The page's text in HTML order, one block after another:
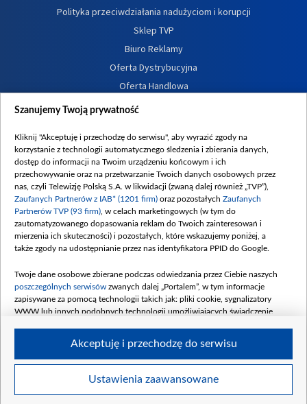
Polityka przeciwdziałania nadużyciom i korupcji
Sklep TVP
Biuro Reklamy
Oferta Dystrybucyjna
Oferta Handlowa
Dostępność
Procedura zgłoszeń wewnętrznych
©2026 Telewizja Polska S. A. w likwidacji
Szanujemy Twoją prywatność
Kliknij "Akceptuję i przechodzę do serwisu", aby wyrazić zgody na
korzystanie z technologii automatycznego śledzenia i zbierania danych,
dostęp do informacji na Twoim urządzeniu końcowym i ich
przechowywanie oraz na przetwarzanie Twoich danych osobowych przez
nas, czyli Telewizję Polską S.A. w likwidacji (zwaną dalej również „TVP”),
Zaufanych Partnerów z IAB* (1201 firm) oraz pozostałych Zaufanych
Partnerów TVP (93 firm) , w celach marketingowych (w tym do
zautomatyzowanego dopasowania reklam do Twoich zainteresowań i
mierzenia ich skuteczności) i pozostałych, które wskazujemy poniżej, a
także zgody na udostępnianie przez nas identyfikatora PPID do Google.
Twoje dane osobowe zbierane podczas odwiedzania przez Ciebie naszych
poszczególnych serwisów zwanych dalej „Portalem”, w tym informacje
zapisywane za pomocą technologii takich jak: pliki cookie, sygnalizatory
WWW lub innych podobnych technologii umożliwiających świadczenie
Twoje dane osobowe zbierane podczas odwiedzania przez Ciebie
Ustawienia zaawansowane
Akceptuję i przechodzę do serwisu